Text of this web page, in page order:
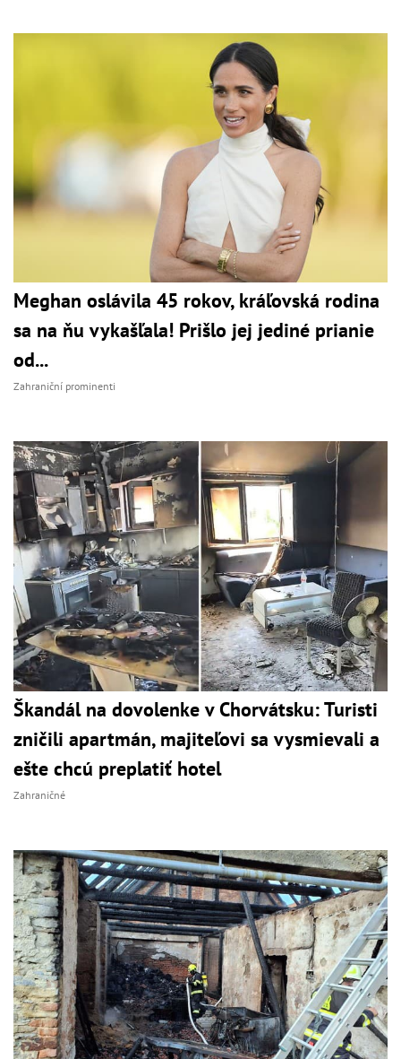
Meghan oslávila 45 rokov, kráľovská rodina
sa na ňu vykašľala! Prišlo jej jediné prianie
od...
Zahraniční prominenti
Škandál na dovolenke v Chorvátsku: Turisti
zničili apartmán, majiteľovi sa vysmievali a
ešte chcú preplatiť hotel
Zahraničné